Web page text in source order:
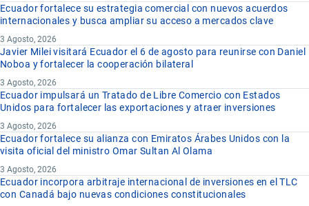
Ecuador fortalece su estrategia comercial con nuevos acuerdos
internacionales y busca ampliar su acceso a mercados clave
3 Agosto, 2026
Javier Milei visitará Ecuador el 6 de agosto para reunirse con Daniel
Noboa y fortalecer la cooperación bilateral
3 Agosto, 2026
Ecuador impulsará un Tratado de Libre Comercio con Estados
Unidos para fortalecer las exportaciones y atraer inversiones
3 Agosto, 2026
Ecuador fortalece su alianza con Emiratos Árabes Unidos con la
visita oficial del ministro Omar Sultan Al Olama
3 Agosto, 2026
Ecuador incorpora arbitraje internacional de inversiones en el TLC
con Canadá bajo nuevas condiciones constitucionales